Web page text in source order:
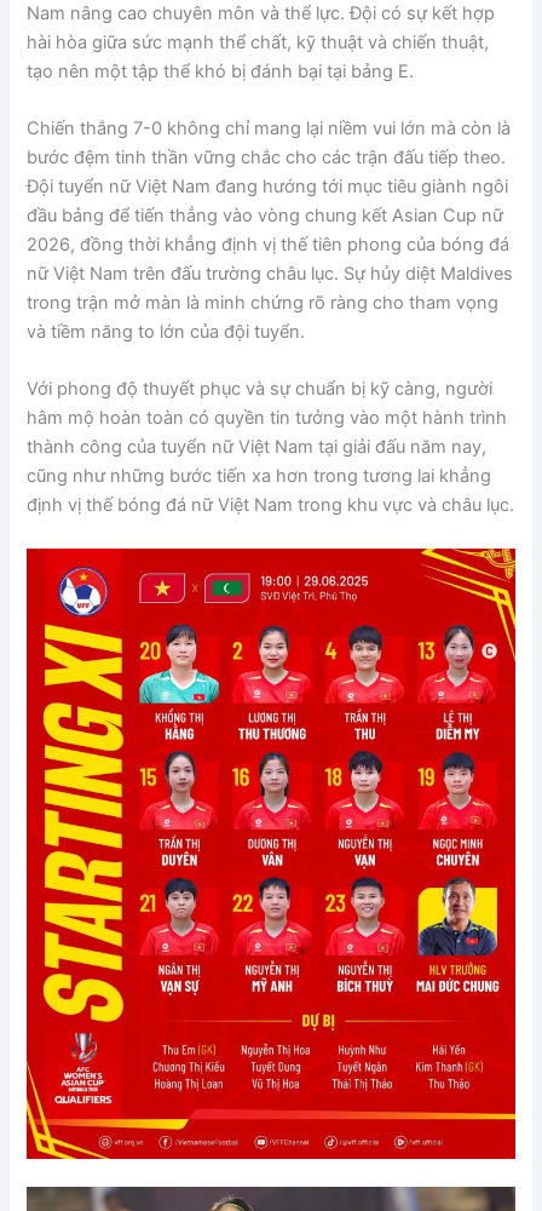
Nam nâng cao chuyên môn và thể lực. Đội có sự kết hợp
hài hòa giữa sức mạnh thể chất, kỹ thuật và chiến thuật,
tạo nên một tập thể khó bị đánh bại tại bảng E.
Chiến thắng 7-0 không chỉ mang lại niềm vui lớn mà còn là
bước đệm tinh thần vững chắc cho các trận đấu tiếp theo.
Đội tuyển nữ Việt Nam đang hướng tới mục tiêu giành ngôi
đầu bảng để tiến thẳng vào vòng chung kết Asian Cup nữ
2026, đồng thời khẳng định vị thế tiên phong của bóng đá
nữ Việt Nam trên đấu trường châu lục. Sự hủy diệt Maldives
trong trận mở màn là minh chứng rõ ràng cho tham vọng
và tiềm năng to lớn của đội tuyển.
Với phong độ thuyết phục và sự chuẩn bị kỹ càng, người
hâm mộ hoàn toàn có quyền tin tưởng vào một hành trình
thành công của tuyển nữ Việt Nam tại giải đấu năm nay,
cũng như những bước tiến xa hơn trong tương lai khẳng
định vị thế bóng đá nữ Việt Nam trong khu vực và châu lục.